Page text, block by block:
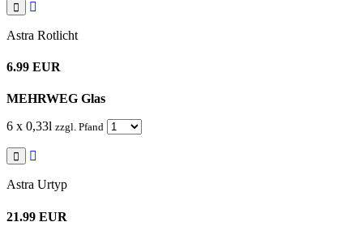
Astra Rotlicht
6.99 EUR
MEHRWEG Glas
6 x 0,33l zzgl. Pfand
Astra Urtyp
21.99 EUR